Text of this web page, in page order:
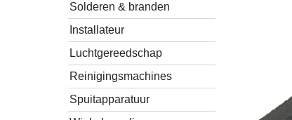
Solderen & branden
Installateur
Luchtgereedschap
Reinigingsmachines
Spuitapparatuur